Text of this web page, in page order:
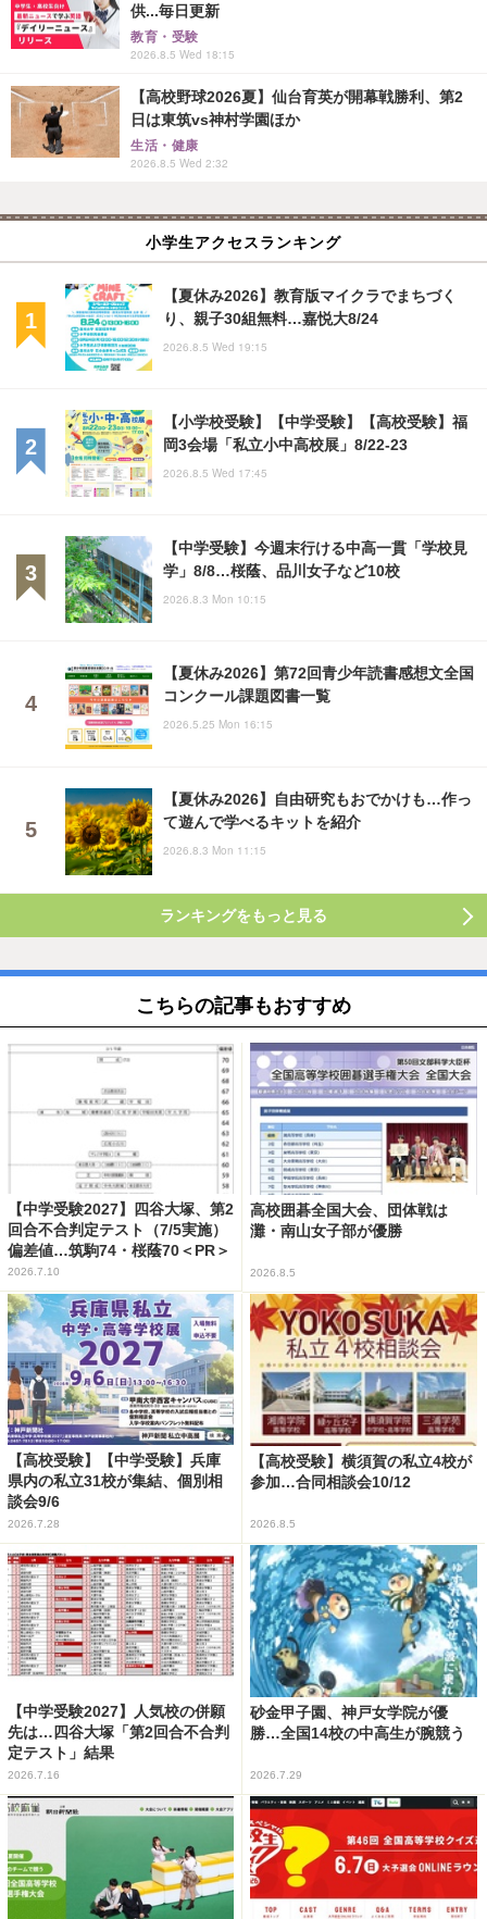
供...毎日更新
教育・受験
2026.8.5 Wed 18:15
【高校野球2026夏】仙台育英が開幕戦勝利、第2
日は東筑vs神村学園ほか
生活・健康
2026.8.5 Wed 2:32
小学生アクセスランキング
【夏休み2026】教育版マイクラでまちづく
り、親子30組無料…嘉悦大8/24
2026.8.5 Wed 19:15
【小学校受験】【中学受験】【高校受験】福
岡3会場「私立小中高校展」8/22-23
2026.8.5 Wed 17:45
【中学受験】今週末行ける中高一貫「学校見
学」8/8…桜蔭、品川女子など10校
2026.8.3 Mon 10:15
【夏休み2026】第72回青少年読書感想文全国
コンクール課題図書一覧
2026.5.25 Mon 16:15
【夏休み2026】自由研究もおでかけも…作っ
て遊んで学べるキットを紹介
2026.8.3 Mon 11:15
ランキングをもっと見る
こちらの記事もおすすめ
【中学受験2027】四谷大塚、第2
回合不合判定テスト（7/5実施）
偏差値…筑駒74・桜蔭70＜PR＞
2026.7.10
高校囲碁全国大会、団体戦は
灘・南山女子部が優勝
2026.8.5
【高校受験】【中学受験】兵庫
県内の私立31校が集結、個別相
談会9/6
2026.7.28
【高校受験】横須賀の私立4校が
参加…合同相談会10/12
2026.8.5
【中学受験2027】人気校の併願
先は…四谷大塚「第2回合不合判
定テスト」結果
2026.7.16
砂金甲子園、神戸女学院が優
勝…全国14校の中高生が腕競う
2026.7.29